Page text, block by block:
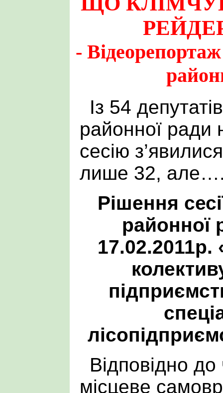
- Відеорепортаж
Із 54 депутатів
районної ради
сесію з’явилися
лише 32,
Рішення
районної
Відповідно
місцеве